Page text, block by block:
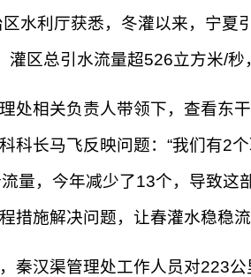
水利厅获悉，冬灌以来，宁
灌区总引水流量超526立方米/秒
相关负责人带领下，查看东干
科长马飞反映问题：“我们有2
量，今年减少了13个，导致
措施解决问题，让春灌水稳稳流
汉渠管理处工作人员对223公